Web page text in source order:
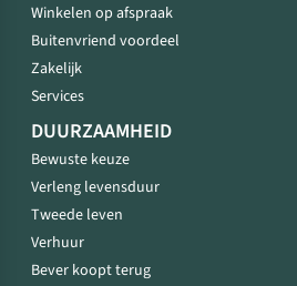
Winkelen op afspraak
Buitenvriend voordeel
Zakelijk
Services
DUURZAAMHEID
Bewuste keuze
Verleng levensduur
Tweede leven
Verhuur
Bever koopt terug